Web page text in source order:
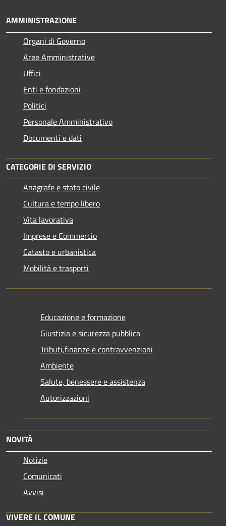
AMMINISTRAZIONE
Organi di Governo
Aree Amministrative
Uffici
Enti e fondazioni
Politici
Personale Amministrativo
Documenti e dati
CATEGORIE DI SERVIZIO
Anagrafe e stato civile
Cultura e tempo libero
Vita lavorativa
Imprese e Commercio
Catasto e urbanistica
Mobilità e trasporti
Educazione e formazione
Giustizia e sicurezza pubblica
Tributi,finanze e contravvenzioni
Ambiente
Salute, benessere e assistenza
Autorizzazioni
NOVITÀ
Notizie
Comunicati
Avvisi
VIVERE IL COMUNE